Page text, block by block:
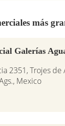
más
Galerías
2351, Trojes de
Mexico